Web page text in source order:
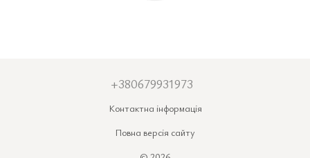
+380679931973
Контактна інформація
Повна версія сайту